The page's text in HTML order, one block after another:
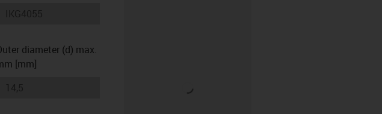
diameter (d) max.
[mm]